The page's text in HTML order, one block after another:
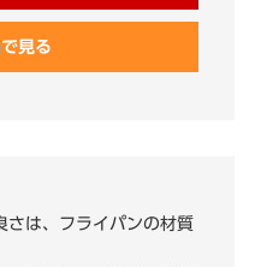
見る
さは、フライパンの材質